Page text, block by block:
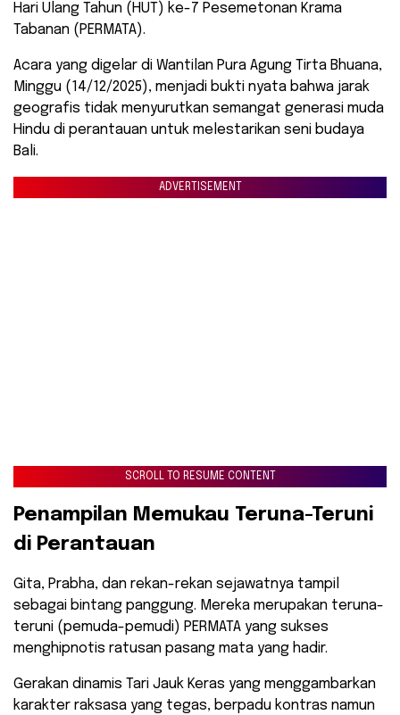
Hari Ulang Tahun (HUT) ke-7 Pesemetonan Krama
Tabanan (PERMATA).
​Acara yang digelar di Wantilan Pura Agung Tirta Bhuana,
Minggu (14/12/2025), menjadi bukti nyata bahwa jarak
geografis tidak menyurutkan semangat generasi muda
Hindu di perantauan untuk melestarikan seni budaya
Bali.
ADVERTISEMENT
SCROLL TO RESUME CONTENT
​Penampilan Memukau Teruna-Teruni
di Perantauan
Gita, Prabha, dan rekan-rekan sejawatnya tampil
sebagai bintang panggung. Mereka merupakan teruna-
teruni (pemuda-pemudi) PERMATA yang sukses
menghipnotis ratusan pasang mata yang hadir.
Gerakan dinamis Tari Jauk Keras yang menggambarkan
karakter raksasa yang tegas, berpadu kontras namun